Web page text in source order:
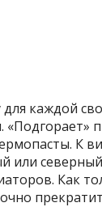
каждой
К
или
Как